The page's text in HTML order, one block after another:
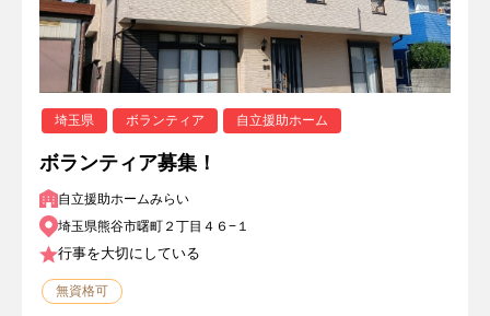
埼玉県 ボランティア 自立援助ホーム
ボランティア募集！
自立援助ホームみらい
埼玉県熊谷市曙町２丁目４６−１
行事を大切にしている
無資格可